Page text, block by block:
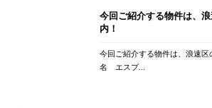
今回ご紹介する物件は、
内！
今回ご紹介する物件は、浪速区の
名 エスプ...